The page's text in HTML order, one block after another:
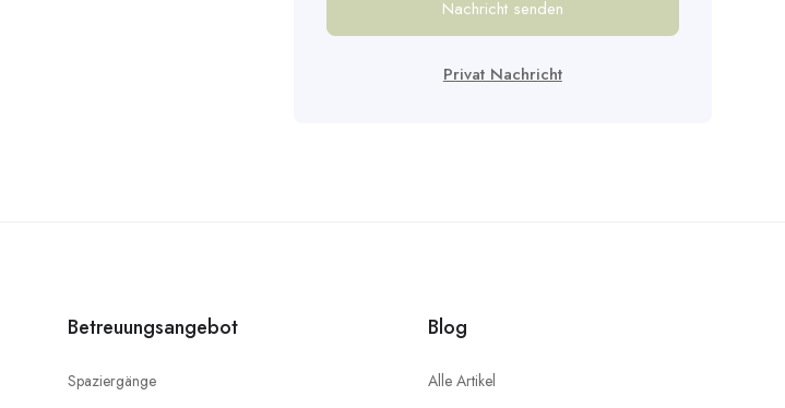
Nachricht senden
Privat Nachricht
Betreuungsangebot
Spaziergänge
Blog
Alle Artikel